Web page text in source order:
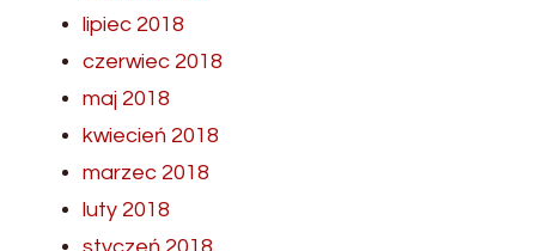
lipiec 2018
czerwiec 2018
maj 2018
kwiecień 2018
marzec 2018
luty 2018